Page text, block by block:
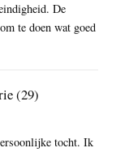
De
te doen wat goed
(29)
tocht. Ik